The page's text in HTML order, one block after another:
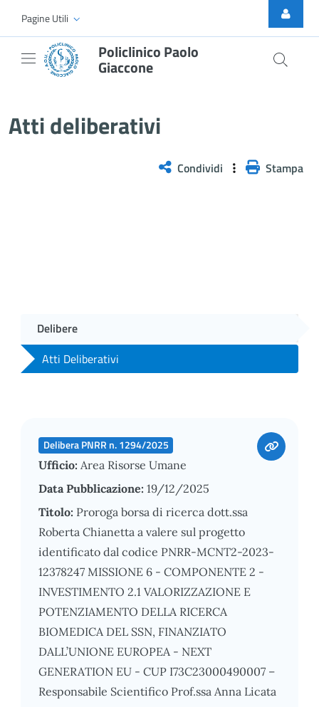
Skip to Main Content
Pagine Utili
Policlinico Paolo
Giaccone
Atti deliberativi
Condividi Stampa
Delibere
Atti Deliberativi
Delibera PNRR n. 1294/2025
Ufficio: Area Risorse Umane
Data Pubblicazione: 19/12/2025
Titolo: Proroga borsa di ricerca dott.ssa
Roberta Chianetta a valere sul progetto
identificato dal codice PNRR-MCNT2-2023-
12378247 MISSIONE 6 - COMPONENTE 2 -
INVESTIMENTO 2.1 VALORIZZAZIONE E
POTENZIAMENTO DELLA RICERCA
BIOMEDICA DEL SSN, FINANZIATO
DALL’UNIONE EUROPEA - NEXT
GENERATION EU - CUP I73C23000490007 –
Responsabile Scientifico Prof.ssa Anna Licata